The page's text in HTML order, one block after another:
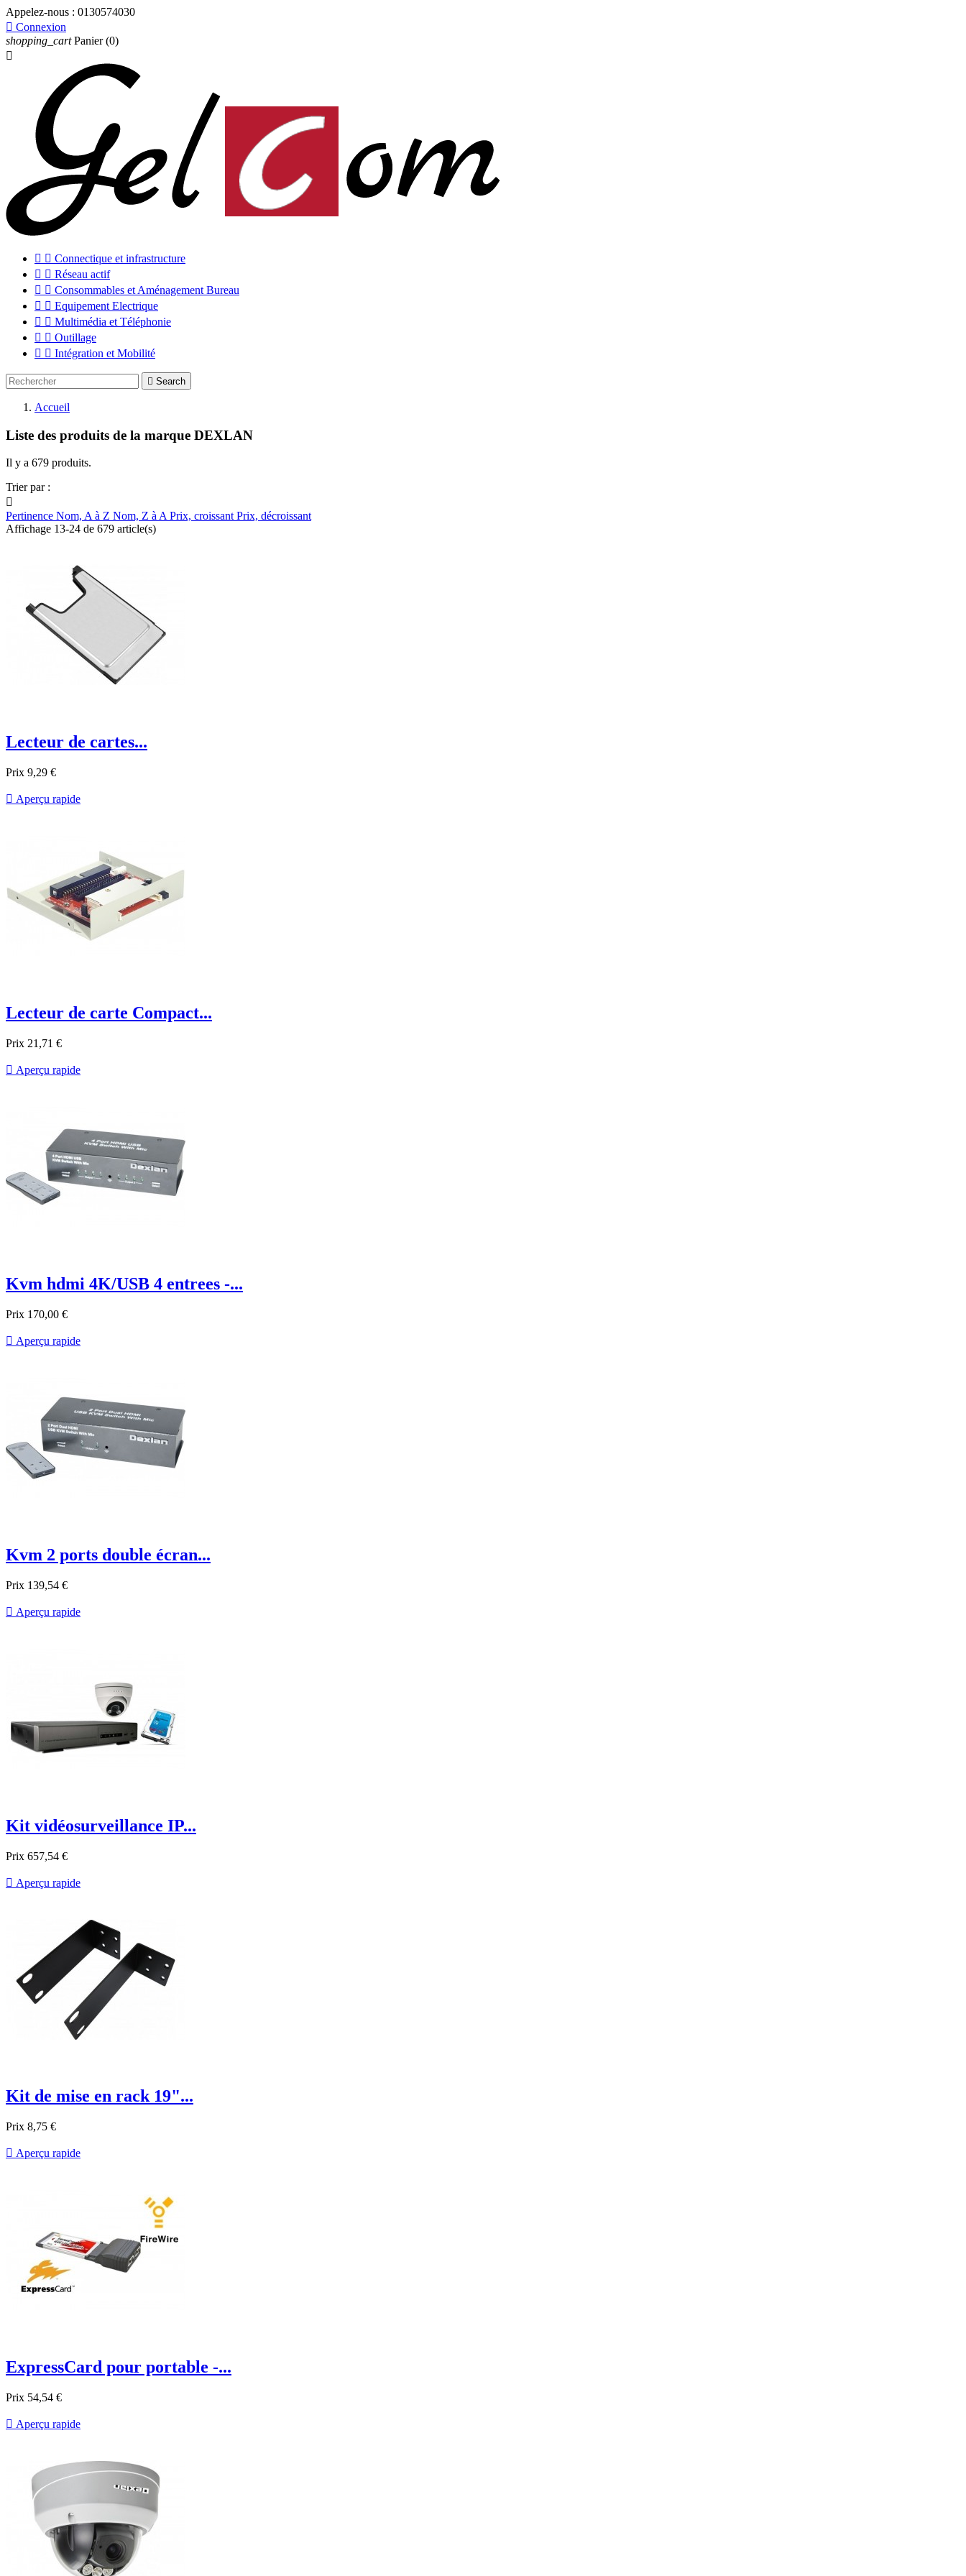
Appelez-nous : 0130574030
 Connexion
shopping_cart Panier (0)

  Connectique et infrastructure
  Réseau actif
  Consommables et Aménagement Bureau
  Equipement Electrique
  Multimédia et Téléphonie
  Outillage
  Intégration et Mobilité
 Search
Accueil
Liste des produits de la marque DEXLAN
Il y a 679 produits.
Trier par :

Pertinence Nom, A à Z Nom, Z à APrix, croissantPrix, décroissant
Affichage 13-24 de 679 article(s)
Lecteur de cartes...
Prix 9,29 €
 Aperçu rapide
Lecteur de carte Compact...
Prix 21,71 €
 Aperçu rapide
Kvm hdmi 4K/USB 4 entrees -...
Prix 170,00 €
 Aperçu rapide
Kvm 2 ports double écran...
Prix 139,54 €
 Aperçu rapide
Kit vidéosurveillance IP...
Prix 657,54 €
 Aperçu rapide
Kit de mise en rack 19"...
Prix 8,75 €
 Aperçu rapide
ExpressCard pour portable -...
Prix 54,54 €
 Aperçu rapide